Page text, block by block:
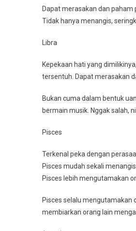
Dapat merasakan dan paham
Tidak hanya menangis,
Libra
Kepekaan hati yang
tersentuh. Dapat merasakan
Bukan cuma dalam bentuk
bermain musik. Nggak salah,
Pisces
Terkenal peka dengan
Pisces mudah sekali
Pisces lebih mengutamakan
Pisces selalu mengutamakan
membiarkan orang lain